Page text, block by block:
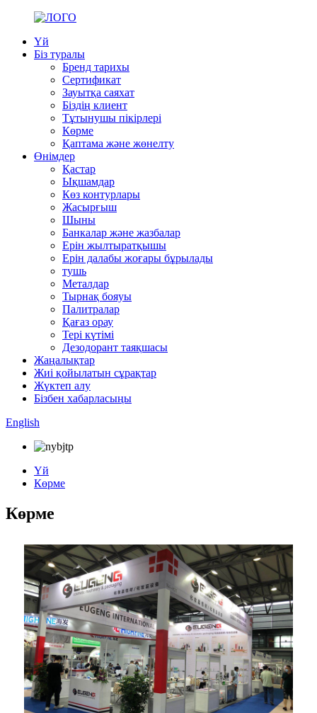
Үй
Біз туралы
Бренд тарихы
Сертификат
Зауытқа саяхат
Біздің клиент
Тұтынушы пікірлері
Көрме
Қаптама және жөнелту
Өнімдер
Қастар
Ықшамдар
Көз контурлары
Жасырғыш
Шыны
Банкалар және жазбалар
Ерін жылтыратқышы
Ерін далабы жоғары бұрылады
тушь
Металдар
Тырнақ бояуы
Палитралар
Қағаз орау
Тері күтімі
Дезодорант таяқшасы
Жаңалықтар
Жиі қойылатын сұрақтар
Жүктеп алу
Бізбен хабарласыңы
English
Үй
Көрме
Көрме